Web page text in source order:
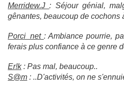
Merridew.J: Séjour génial,
gênantes, beaucoup de cochons
Porci_net : Ambiance pourrie,
ferais plus confiance à ce genre
Er!k: Pas mal, beaucoup..
S@m : ..D'activités, on ne